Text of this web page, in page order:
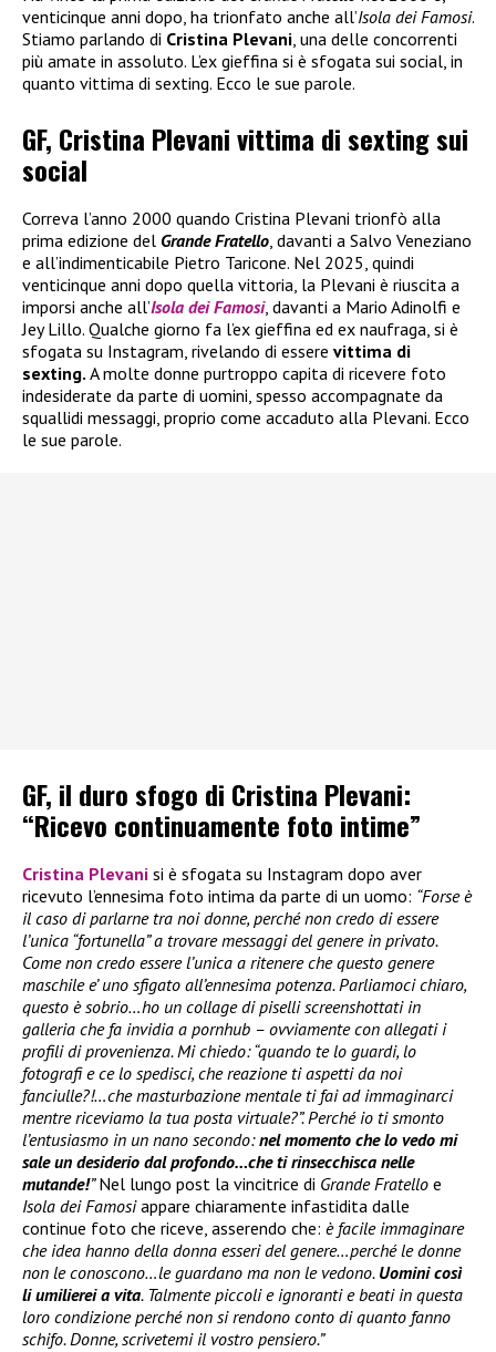
venticinque anni dopo, ha trionfato anche all’Isola dei Famosi.
Stiamo parlando di Cristina Plevani , una delle concorrenti
più amate in assoluto. L’ex gieffina si è sfogata sui social, in
quanto vittima di sexting. Ecco le sue parole.
GF, Cristina Plevani vittima di sexting sui
social
Correva l’anno 2000 quando Cristina Plevani trionfò alla
prima edizione del Grande Fratello , davanti a Salvo Veneziano
e all’indimenticabile Pietro Taricone. Nel 2025, quindi
venticinque anni dopo quella vittoria, la Plevani è riuscita a
imporsi anche all’Isola dei Famosi, davanti a Mario Adinolfi e
Jey Lillo. Qualche giorno fa l’ex gieffina ed ex naufraga, si è
sfogata su Instagram, rivelando di essere vittima di
sexting. A molte donne purtroppo capita di ricevere foto
indesiderate da parte di uomini, spesso accompagnate da
squallidi messaggi, proprio come accaduto alla Plevani. Ecco
le sue parole.
GF, il duro sfogo di Cristina Plevani:
“Ricevo continuamente foto intime”
Cristina Plevani si è sfogata su Instagram dopo aver
ricevuto l’ennesima foto intima da parte di un uomo: “Forse è
il caso di parlarne tra noi donne, perché non credo di essere
l’unica “fortunella” a trovare messaggi del genere in privato.
Come non credo essere l’unica a ritenere che questo genere
maschile e’ uno sfigato all’ennesima potenza. Parliamoci chiaro,
questo è sobrio…ho un collage di piselli screenshottati in
galleria che fa invidia a pornhub – ovviamente con allegati i
profili di provenienza. Mi chiedo: “quando te lo guardi, lo
fotografi e ce lo spedisci, che reazione ti aspetti da noi
fanciulle?!…che masturbazione mentale ti fai ad immaginarci
mentre riceviamo la tua posta virtuale?”. Perché io ti smonto
l’entusiasmo in un nano secondo:nel momento che lo vedo mi
sale un desiderio dal profondo…che ti rinsecchisca nelle
mutande!”Nel lungo post la vincitrice di Grande Fratello e
Isola dei Famosiappare chiaramente infastidita dalle
continue foto che riceve, asserendo che: è facile immaginare
che idea hanno della donna esseri del genere…perché le donne
non le conoscono…le guardano ma non le vedono. Uomini così
li umilierei a vita. Talmente piccoli e ignoranti e beati in questa
loro condizione perché non si rendono conto di quanto fanno
schifo. Donne, scrivetemi il vostro pensiero.”